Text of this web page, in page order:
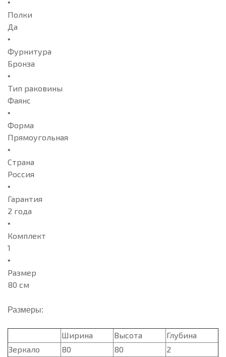
Полки
Да
Фурнитура
Бронза
Тип раковины
Фаянс
Форма
Прямоугольная
Страна
Россия
Гарантия
2 года
Комплект
1
Размер
80 см
Размеры:
Ширина Высота
Глубина
Зеркало
80 80
2